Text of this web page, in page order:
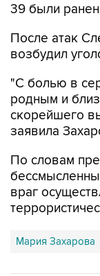
39 были
После атак
возбудил
"С болью в
родным и
скорейшего
заявила
По словам
враг
Мария Захарова